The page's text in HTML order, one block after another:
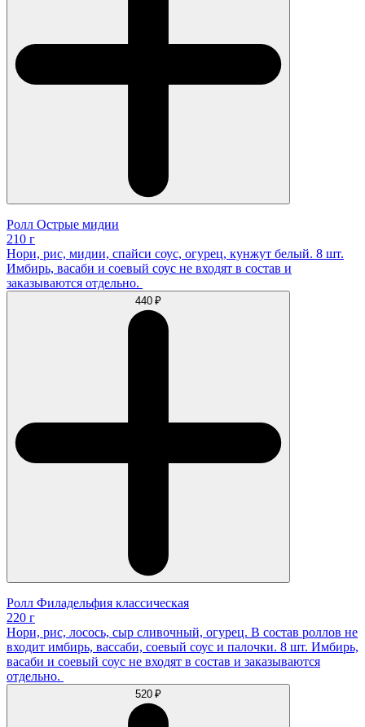
Ролл Острые мидии
210 г
Нори, рис, мидии, спайси соус, огурец, кунжут белый. 8 шт.
Имбирь, васаби и соевый соус не входят в состав и
заказываются отдельно.
440 ₽
Ролл Филадельфия классическая
220 г
Нори, рис, лосось, сыр сливочный, огурец. В состав роллов не
входит имбирь, вассаби, соевый соус и палочки. 8 шт. Имбирь,
васаби и соевый соус не входят в состав и заказываются
отдельно.
520 ₽